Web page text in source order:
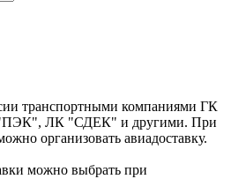
транспортными компаниями ГК
ЛК "СДЕК" и другими. При
организовать авиадоставку.
можно выбрать при